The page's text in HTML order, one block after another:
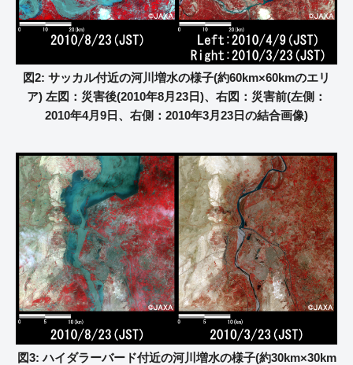
図2: サッカル付近の河川増水の様子(約60km×60kmのエリ
ア) 左図：災害後(2010年8月23日)、右図：災害前(左側：
2010年4月9日、右側：2010年3月23日の結合画像)
図3: ハイダラーバード付近の河川増水の様子(約30km×30km